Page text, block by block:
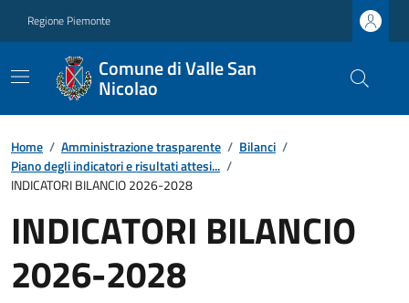
Regione Piemonte
Comune di Valle San
Nicolao
Home / Amministrazione trasparente / Bilanci /
Piano degli indicatori e risultati attesi... /
INDICATORI BILANCIO 2026-2028
INDICATORI BILANCIO
2026-2028